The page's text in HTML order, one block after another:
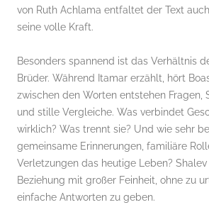
von Ruth Achlama entfaltet der Text
seine volle Kraft.
Besonders spannend ist das Verhältnis
Brüder. Während Itamar erzählt, hört
zwischen den Worten entstehen Fragen,
und stille Vergleiche. Was verbindet
wirklich? Was trennt sie? Und wie sehr
gemeinsame Erinnerungen, familiäre
Verletzungen das heutige Leben?
Beziehung mit großer Feinheit, ohne zu
einfache Antworten zu geben.